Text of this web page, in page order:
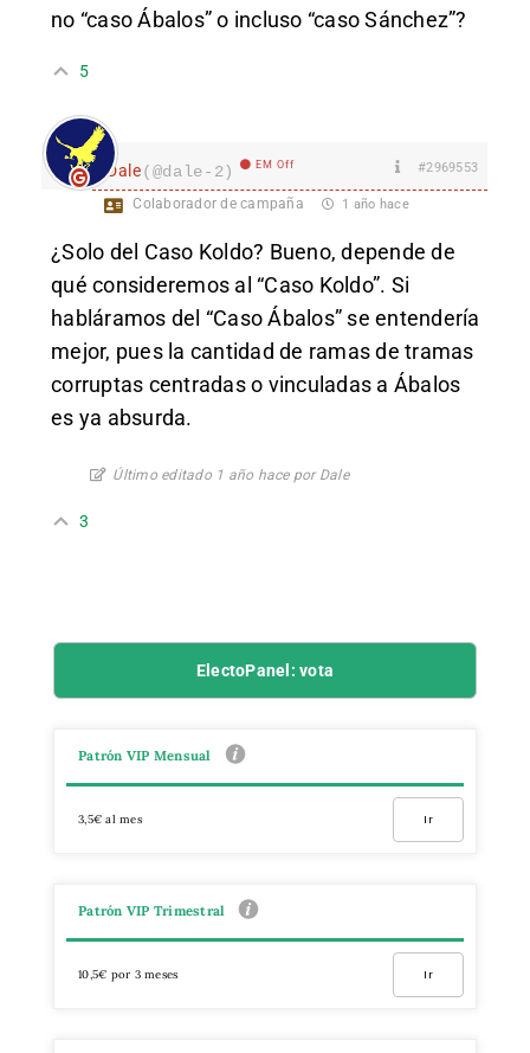
no “caso Ábalos” o incluso “caso Sánchez”?
5
Dale(@dale-2) EM Off #2969553
Colaborador de campaña 1 año hace
¿Solo del Caso Koldo? Bueno, depende de
qué consideremos al “Caso Koldo”. Si
habláramos del “Caso Ábalos” se entendería
mejor, pues la cantidad de ramas de tramas
corruptas centradas o vinculadas a Ábalos
es ya absurda.
Último editado 1 año hace por Dale
3
ElectoPanel: vota
Patrón VIP Mensual
3,5€ al mes Ir
Patrón VIP Trimestral
10,5€ por 3 meses Ir